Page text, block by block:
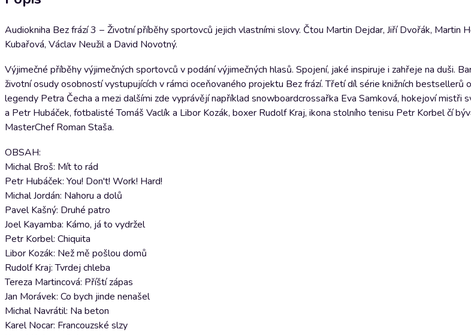
Audiokniha Bez frází 3 − Životní příběhy sportovců jejich vlastními slovy. Čtou Martin Dejdar, Jiří Dvořák, Martin
Kubařová, Václav Neužil a David Novotný.
Výjimečné příběhy výjimečných sportovců v podání výjimečných hlasů. Spojení, jaké inspiruje i zahřeje na duši.
životní osudy osobností vystupujících v rámci oceňovaného projektu Bez frází. Třetí díl série knižních bestsellerů
legendy Petra Čecha a mezi dalšími zde vyprávějí například snowboardcrossařka Eva Samková, hokejoví mistři
a Petr Hubáček, fotbalisté Tomáš Vaclík a Libor Kozák, boxer Rudolf Kraj, ikona stolního tenisu Petr Korbel čí
MasterChef Roman Staša.
OBSAH:
Michal Broš: Mít to rád
Petr Hubáček: You! Don't! Work! Hard!
Michal Jordán: Nahoru a dolů
Pavel Kašný: Druhé patro
Joel Kayamba: Kámo, já to vydržel
Petr Korbel: Chiquita
Libor Kozák: Než mě pošlou domů
Rudolf Kraj: Tvrdej chleba
Tereza Martincová: Příští zápas
Jan Morávek: Co bych jinde nenašel
Michal Navrátil: Na beton
Karel Nocar: Francouzské slzy